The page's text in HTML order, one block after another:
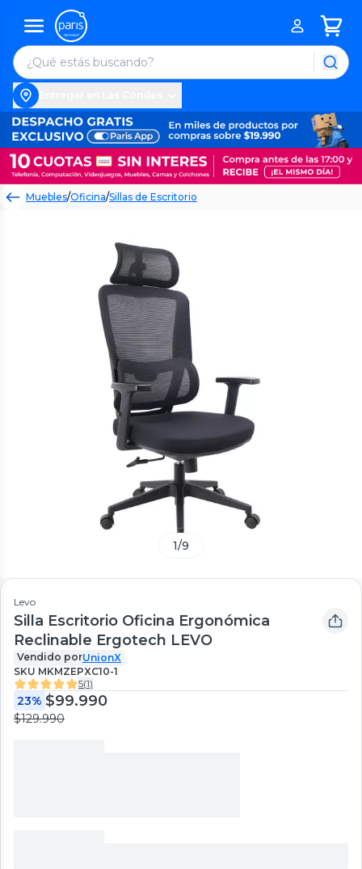
Muebles/Oficina/Sillas de Escritorio
1/9
Levo
Silla Escritorio Oficina Ergonómica
Reclinable Ergotech LEVO
Vendido porUnionX
SKU MKMZEPXC10-1
5(1)
23% $99.990
$129.990